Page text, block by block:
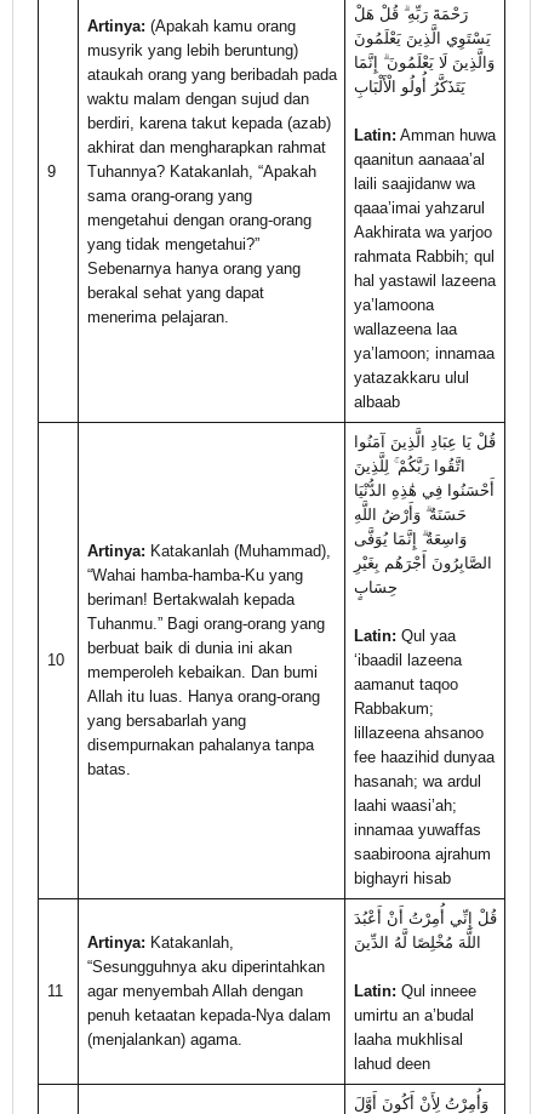
9
Artinya: (Apakah kamu orang
musyrik yang lebih beruntung)
ataukah orang yang beribadah pada
waktu malam dengan sujud dan
berdiri, karena takut kepada (azab)
akhirat dan mengharapkan rahmat
Tuhannya? Katakanlah, “Apakah
sama orang-orang yang
mengetahui dengan orang-orang
yang tidak mengetahui?”
Sebenarnya hanya orang yang
berakal sehat yang dapat
menerima pelajaran.
رَحْمَةَ رَبِّهِ ۗ قُلْ هَلْ
يَسْتَوِي الَّذِينَ يَعْلَمُونَ
وَالَّذِينَ لَا يَعْلَمُونَ ۗ إِنَّمَا
يَتَذَكَّرُ أُولُو الْأَلْبَابِ
Latin: Amman huwa
qaanitun aanaaa’al
laili saajidanw wa
qaaa’imai yahzarul
Aakhirata wa yarjoo
rahmata Rabbih; qul
hal yastawil lazeena
ya’lamoona
wallazeena laa
ya’lamoon; innamaa
yatazakkaru ulul
albaab
10
Artinya: Katakanlah (Muhammad),
“Wahai hamba-hamba-Ku yang
beriman! Bertakwalah kepada
Tuhanmu.” Bagi orang-orang yang
berbuat baik di dunia ini akan
memperoleh kebaikan. Dan bumi
Allah itu luas. Hanya orang-orang
yang bersabarlah yang
disempurnakan pahalanya tanpa
batas.
قُلْ يَا عِبَادِ الَّذِينَ آمَنُوا
اتَّقُوا رَبَّكُمْ ۚ لِلَّذِينَ
أَحْسَنُوا فِي هَٰذِهِ الدُّنْيَا
حَسَنَةٌ ۗ وَأَرْضُ اللَّهِ
وَاسِعَةٌ ۗ إِنَّمَا يُوَفَّى
الصَّابِرُونَ أَجْرَهُم بِغَيْرِ
حِسَابٍ
Latin: Qul yaa
‘ibaadil lazeena
aamanut taqoo
Rabbakum;
lillazeena ahsanoo
fee haazihid dunyaa
hasanah; wa ardul
laahi waasi’ah;
innamaa yuwaffas
saabiroona ajrahum
bighayri hisab
11
Artinya: Katakanlah,
“Sesungguhnya aku diperintahkan
agar menyembah Allah dengan
penuh ketaatan kepada-Nya dalam
(menjalankan) agama.
قُلْ إِنِّي أُمِرْتُ أَنْ أَعْبُدَ
اللَّهَ مُخْلِصًا لَّهُ الدِّينَ
Latin: Qul inneee
umirtu an a’budal
laaha mukhlisal
lahud deen
وَأُمِرْتُ لِأَنْ أَكُونَ أَوَّلَ